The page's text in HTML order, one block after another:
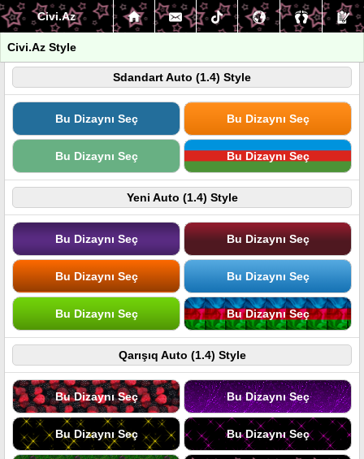
Civi.Az
Civi.Az Style
Sdandart Auto (1.4) Style
Bu Dizaynı Seç Bu Dizaynı Seç
Bu Dizaynı Seç Bu Dizaynı Seç
Yeni Auto (1.4) Style
Bu Dizaynı Seç Bu Dizaynı Seç
Bu Dizaynı Seç Bu Dizaynı Seç
Bu Dizaynı Seç Bu Dizaynı Seç
Qarışıq Auto (1.4) Style
Bu Dizaynı Seç Bu Dizaynı Seç
Bu Dizaynı Seç Bu Dizaynı Seç